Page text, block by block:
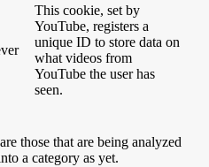
This cookie, set by
YouTube, registers a
unique ID to store data on
what videos from
YouTube the user has
seen.
those that are being analyzed
a category as yet.